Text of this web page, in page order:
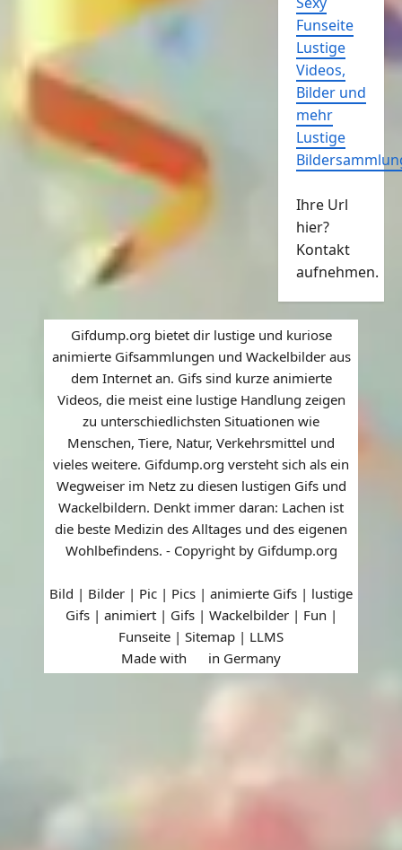
Funseite
Lustige
Videos,
Bilder und
mehr
Lustige
Ihre Url
hier?
Kontakt
aufnehmen.
Gifdump.org bietet dir lustige und kuriose
animierte Gifsammlungen und Wackelbilder aus
dem Internet an. Gifs sind kurze animierte
Videos, die meist eine lustige Handlung zeigen
zu unterschiedlichsten Situationen wie
Menschen, Tiere, Natur, Verkehrsmittel und
vieles weitere. Gifdump.org versteht sich als ein
Wegweiser im Netz zu diesen lustigen Gifs und
Wackelbildern. Denkt immer daran: Lachen ist
die beste Medizin des Alltages und des eigenen
Wohlbefindens. - Copyright by Gifdump.org
Bild | Bilder | Pic | Pics | animierte Gifs | lustige
Gifs | animiert | Gifs | Wackelbilder | Fun |
Funseite | Sitemap | LLMS
Made with
in Germany